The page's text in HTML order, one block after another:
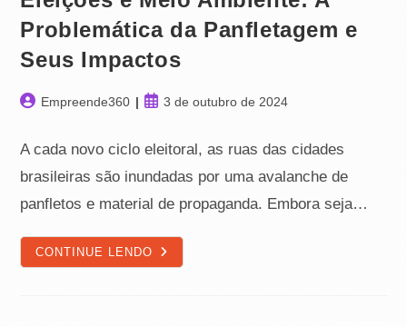
Problemática da Panfletagem e
Seus Impactos
AutorEmpreende360
Post3 de outubro de 2024
A cada novo ciclo eleitoral, as ruas das cidades
brasileiras são inundadas por uma avalanche de
panfletos e material de propaganda. Embora seja…
CONTINUE LENDO ELEIÇÕES
E